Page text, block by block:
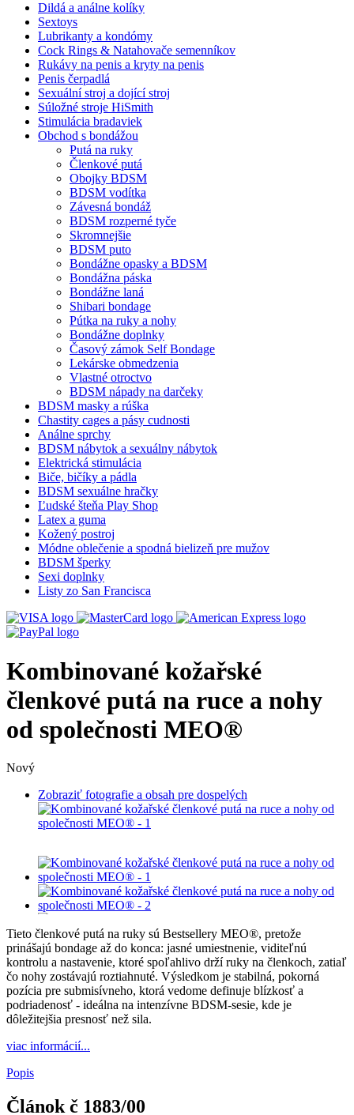
Dildá a análne kolíky
Sextoys
Lubrikanty a kondómy
Cock Rings & Natahovače semenníkov
Rukávy na penis a kryty na penis
Penis čerpadlá
Sexuální stroj a dojící stroj
Súložné stroje HiSmith
Stimulácia bradaviek
Obchod s bondážou
Putá na ruky
Členkové putá
Obojky BDSM
BDSM vodítka
Závesná bondáž
BDSM rozperné tyče
Skromnejšie
BDSM puto
Bondážne opasky a BDSM
Bondážna páska
Bondážne laná
Shibari bondage
Pútka na ruky a nohy
Bondážne doplnky
Časový zámok Self Bondage
Lekárske obmedzenia
Vlastné otroctvo
BDSM nápady na darčeky
BDSM masky a rúška
Chastity cages a pásy cudnosti
Análne sprchy
BDSM nábytok a sexuálny nábytok
Elektrická stimulácia
Biče, bičíky a pádla
BDSM sexuálne hračky
Ľudské šteňa Play Shop
Latex a guma
Kožený postroj
Módne oblečenie a spodná bielizeň pre mužov
BDSM šperky
Sexi doplnky
Listy zo San Francisca
Kombinované kožařské
členkové putá na ruce a nohy
od společnosti MEO®
Nový
Zobraziť fotografie a obsah pre dospelých
Tieto členkové putá na ruky sú Bestsellery MEO®, pretože
prinášajú bondage až do konca: jasné umiestnenie, viditeľnú
kontrolu a nastavenie, ktoré spoľahlivo drží ruky na členkoch, zatiaľ
čo nohy zostávajú roztiahnuté. Výsledkom je stabilná, pokorná
pozícia pre submisívneho, ktorá vedome definuje blízkosť a
podriadenosť - ideálna na intenzívne BDSM-sesie, kde je
dôležitejšia presnosť než sila.
viac informácií...
Popis
Článok č 1883/00